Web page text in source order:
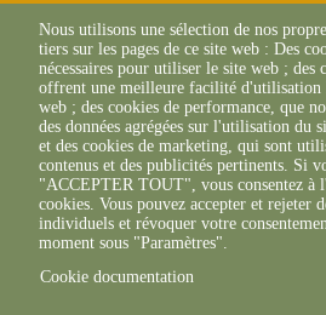
SITE
13 Av. des Droits
l'Homme
45000 Orléans
02 38 42 13 88
canal 1)
SITE DE
TOURS
9 ter Rue Augustin
37170 Chambray-
Nous utilisons une sélection de nos
tiers sur les pages de ce site web : Des
nécessaires pour utiliser le site web ; des
offrent une meilleure facilité
web ; des cookies de performance, que
des données agrégées sur l'utilisation du
et des cookies de marketing, qui sont
contenus et des publicités pertinents. Si
"ACCEPTER TOUT", vous consentez à
cookies. Vous pouvez accepter et rejeter
individuels et révoquer votre
moment sous "Paramètres".
Cookie documentation